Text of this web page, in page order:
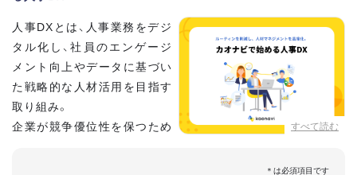
すべて読む
人事DXとは、人事業務をデジ
タル化し、社員のエンゲージ
メント向上やデータに基づい
た戦略的な人材活用を目指す
取り組み。
企業が競争優位性を保つため